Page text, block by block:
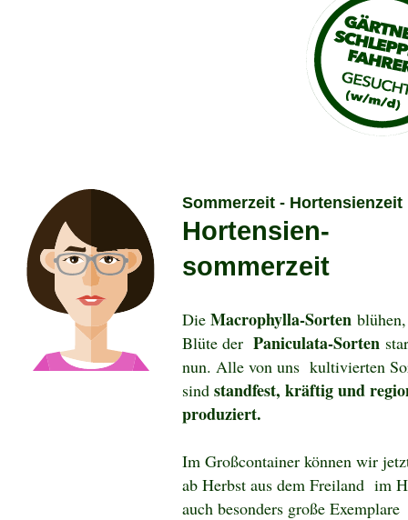
Sommerzeit - Hortensienzeit
Hortensien-
sommerzeit
Die Macrophylla-Sorten
Blüte der Paniculata-Sorten
nun. Alle von uns kultivierten
sind standfest, kräftig und
produziert.
Im Großcontainer können wir
ab Herbst aus dem Freiland im
auch besonders große Exemplare